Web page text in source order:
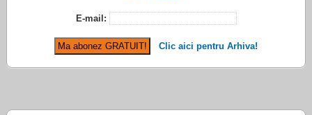
E-mail:
Clic aici pentru Arhiva!